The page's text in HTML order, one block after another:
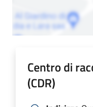
Centro di
(CDR)